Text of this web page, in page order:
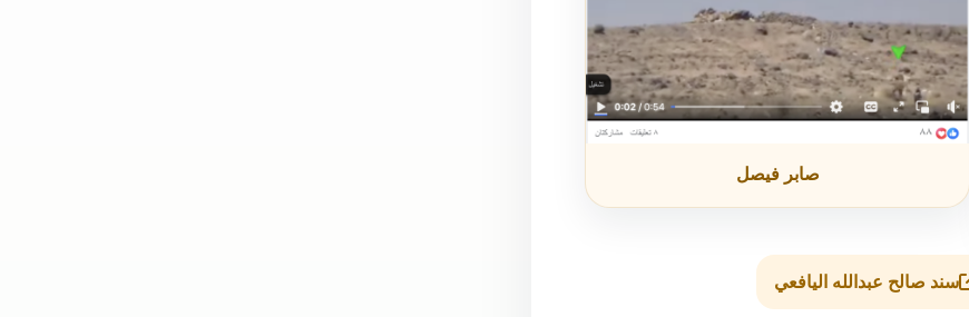
صابر فيصل
سند صالح عبدالله اليافعي